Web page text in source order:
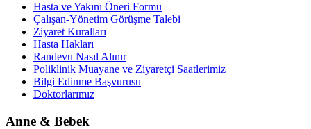
Hasta ve Yakını Öneri Formu
Çalışan-Yönetim Görüşme Talebi
Ziyaret Kuralları
Hasta Hakları
Randevu Nasıl Alınır
Poliklinik Muayane ve Ziyaretçi Saatlerimiz
Bilgi Edinme Başvurusu
Doktorlarımız
Anne & Bebek